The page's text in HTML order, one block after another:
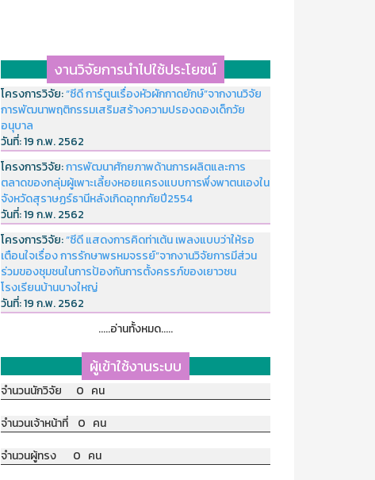
งานวิจัยการนำไปใช้ประโยชน์
โครงการวิจัย:“ซีดี การ์ตูนเรื่องหัวผักกาดยักษ์”จากงานวิจัย
การพัฒนาพฤติกรรมเสริมสร้างความปรองดองเด็กวัย
อนุบาล
วันที่:19 ก.พ. 2562
โครงการวิจัย:การพัฒนาศักยภาพด้านการผลิตและการ
ตลาดของกลุ่มผู้เพาะเลี้ยงหอยแครงแบบการพึ่งพาตนเองใน
จังหวัดสุราษฏร์ธานีหลังเกิดอุทกภัยปี2554
วันที่:19 ก.พ. 2562
โครงการวิจัย:“ซีดี แสดงการคิดท่าเต้น เพลงแบบว่าให้รอ
เตือนใจเรื่อง การรักษาพรหมจรรย์”จากงานวิจัยการมีส่วน
ร่วมของชุมชนในการป้องกันการตั้งครรภ์ของเยาวชน
โรงเรียนบ้านบางใหญ่
วันที่:19 ก.พ. 2562
.....อ่านทั้งหมด.....
ผู้เข้าใช้งานระบบ
จำนวนนักวิจัย 0 คน
จำนวนเจ้าหน้าที่ 0 คน
จำนวนผู้ทรง 0 คน